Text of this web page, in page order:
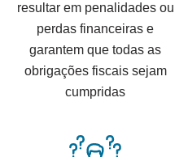
resultar em penalidades ou
perdas financeiras e
garantem que todas as
obrigações fiscais sejam
cumpridas